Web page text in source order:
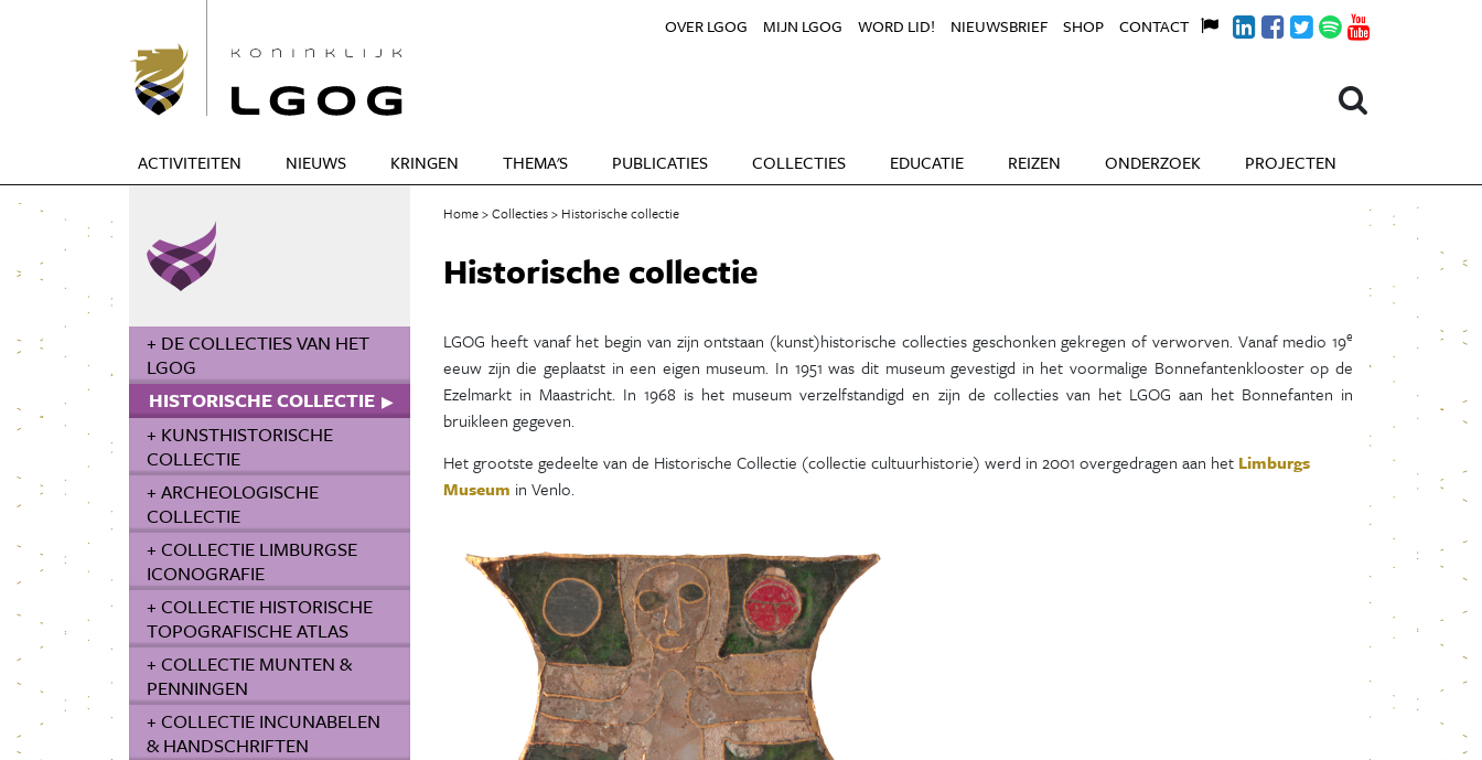
ACTIVITEITEN NIEUWS KRINGEN THEMA'S PUBLICATIES COLLECTIES EDUCATIE REIZEN ONDERZOEK PROJECTEN
OVER LGOG MIJN LGOG WORD LID! NIEUWSBRIEF SHOP CONTACT
+ DE COLLECTIES VAN HET
LGOG
HISTORISCHE COLLECTIE
+ KUNSTHISTORISCHE
COLLECTIE
+ ARCHEOLOGISCHE
COLLECTIE
+ COLLECTIE LIMBURGSE
ICONOGRAFIE
+ COLLECTIE HISTORISCHE
TOPOGRAFISCHE ATLAS
+ COLLECTIE MUNTEN &
PENNINGEN
+ COLLECTIE INCUNABELEN
& HANDSCHRIFTEN
Home Collecties Historische collectie
Historische collectie
LGOG heeft vanaf het begin van zijn ontstaan (kunst)historische collecties geschonken gekregen of verworven. Vanaf medio 19e
eeuw zijn die geplaatst in een eigen museum. In 1951 was dit museum gevestigd in het voormalige Bonnefantenklooster op de
Ezelmarkt in Maastricht. In 1968 is het museum verzelfstandigd en zijn de collecties van het LGOG aan het Bonnefanten in
bruikleen gegeven.
Het grootste gedeelte van de Historische Collectie (collectie cultuurhistorie) werd in 2001 overgedragen aan het Limburgs
Museum in Venlo.